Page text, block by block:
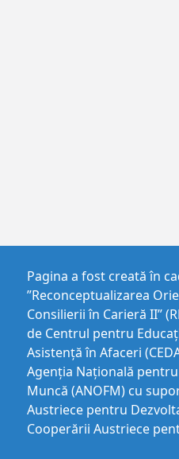
Pagina a fost creată în
”Reconceptualizarea
Consilierii în Carieră II”
de Centrul pentru
Asistenţă în Afaceri
Agenția Națională
Muncă (ANOFM) cu
Austriece pentru
Cooperării Austriece